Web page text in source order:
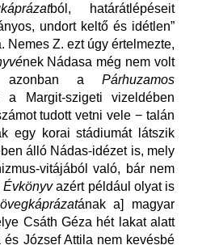
ból, határátlépéseit
undort keltő és idétlen”
Nemes Z. ezt úgy értelmezte,
nek Nádasa még nem volt
azonban a Párhuzamos
Margit-szigeti vizeldében
tudott vetni vele − talán
egy korai stádiumát látszik
álló Nádas-idézet is, mely
vitájából való, bár nem
Évkönyvazért például olyat is
ának a] magyar
Csáth Géza hét lakat alatt
József Attila nem kevésbé